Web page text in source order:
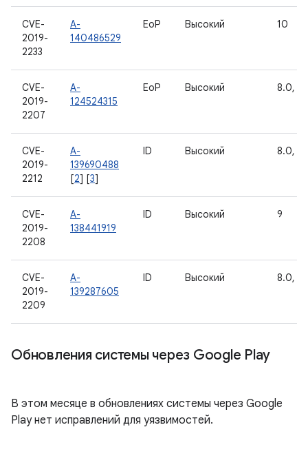
CVE-
2019-
2233
A-
140486529
EoP Высокий 10
CVE-
2019-
2207
A-
124524315
EoP Высокий 8.0,
CVE-
2019-
2212
A-
139690488
[2] [3]
ID Высокий 8.0,
CVE-
2019-
2208
A-
138441919
ID Высокий 9
CVE-
2019-
2209
A-
139287605
ID Высокий 8.0,
Обновления системы через Google Play
В этом месяце в обновлениях системы через Google
Play нет исправлений для уязвимостей.